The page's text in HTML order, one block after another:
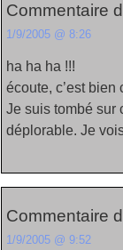
Commentaire
1/9/2005 @ 8:26
ha ha ha !!!
écoute, c’est bien
Je suis tombé sur
déplorable. Je
Commentaire
1/9/2005 @ 9:52